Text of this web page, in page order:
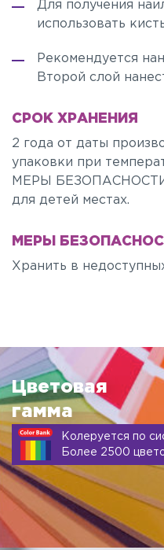
Для получения
использовать
Рекомендуется
Второй слой
СРОК ХРАНЕНИЯ
2 года от даты
упаковки при
МЕРЫ БЕЗОПАСНОСТИ
для детей местах.
МЕРЫ
Хранить в
Цветовая
гамма
Колеруется по
Более 2500